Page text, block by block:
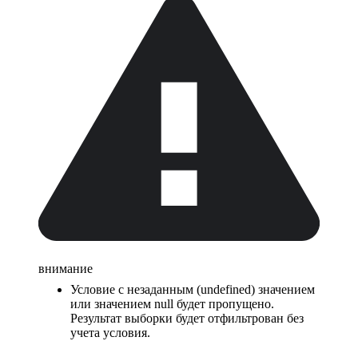
внимание
Условие с незаданным (undefined) значением
или значением null будет пропущено.
Результат выборки будет отфильтрован без
учета условия.